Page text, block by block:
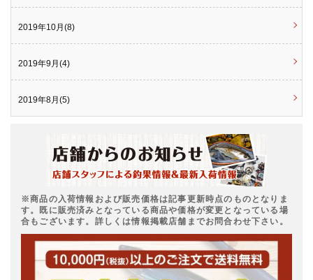
2019年10月(8)
2019年9月(4)
2019年8月(5)
※商品の入荷情報および販売価格は記事更新時点のものとなりま
す。既に販売済みとなっている商品や価格が変更となっている場
合もございます。詳しくは情報掲載店舗までお問合わせ下さい。